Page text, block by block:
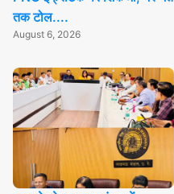
तक टोल....
August 6, 2026